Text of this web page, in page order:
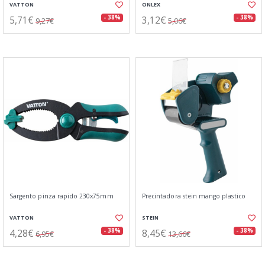
VATTON
5,71€ 9,27€ - 38%
ONLEX
3,12€ 5,06€ - 38%
Sargento pinza rapido 230x75mm
VATTON
4,28€ 6,95€ - 38%
Precintadora stein mango plastico
STEIN
8,45€ 13,66€ - 38%